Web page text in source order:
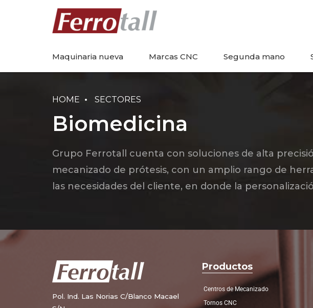
Maquinaria nueva Marcas CNC Segunda mano
HOME SECTORES
Biomedicina
Grupo Ferrotall cuenta con soluciones de alta
mecanizado de prótesis, con un amplio rango de
las necesidades del cliente, en donde la
Pol. Ind. Las Norias C/Blanco Macael
Productos
Centros de Mecanizado
Tornos CNC